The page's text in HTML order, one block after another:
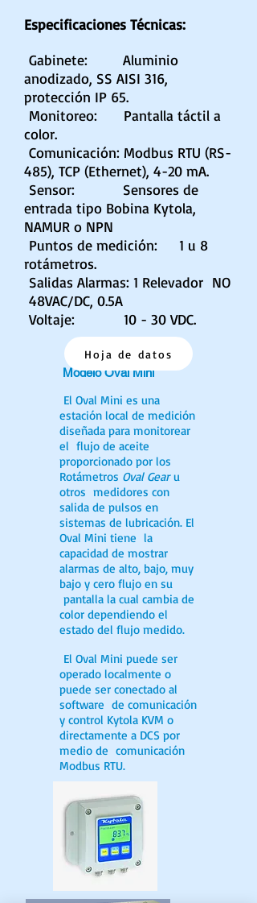
Modelo Oval Mini
El Oval Mini es una
estación local de medición
diseñada para monitorear
el flujo de aceite
proporcionado por los
Rotámetros Oval Gearu
otros medidores con
salida de pulsos en
sistemas de lubricación. El
Oval Mini tiene la
capacidad de mostrar
alarmas de alto, bajo, muy
bajo y cero flujo en su
pantalla la cual cambia de
color dependiendo el
estado del flujo medido.
El Oval Mini puede ser
operado localmente o
puede ser conectado al
software de comunicación
y control Kytola KVM o
directamente a DCS por
medio de comunicación
Modbus RTU.
Especificaciones Técnicas:
Gabinete: Aluminio
anodizado, SS AISI 316,
protección IP 65.
Monitoreo: Pantalla táctil a
color.
Comunicación: Modbus RTU (RS-
485), TCP (Ethernet), 4-20 mA.
Sensor: Sensores de
entrada tipo Bobina Kytola,
NAMUR o NPN
Puntos de medición: 1 u 8
rotámetros.
Salidas Alarmas: 1 Relevador NO
48VAC/DC, 0.5A
Voltaje: 10 - 30 VDC.
Hoja de datos